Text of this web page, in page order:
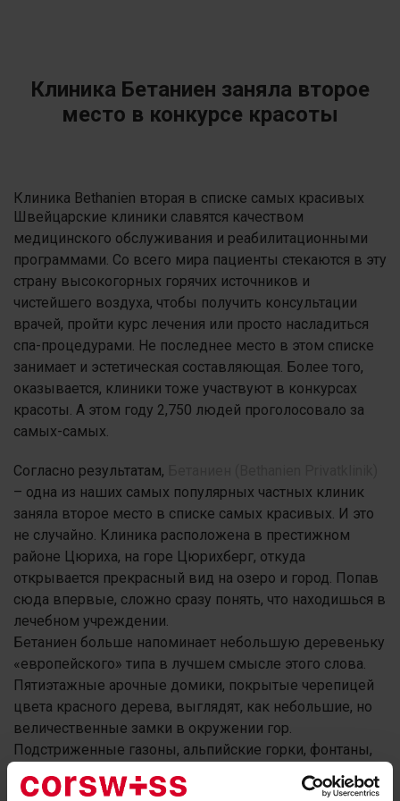
Клиника Бетаниен заняла второе
место в конкурсе красоты
Клиника Bethanien вторая в списке самых красивых
Швейцарские клиники славятся качеством
медицинского обслуживания и реабилитационными
программами. Со всего мира пациенты стекаются в эту
страну высокогорных горячих источников и
чистейшего воздуха, чтобы получить консультации
врачей, пройти курс лечения или просто насладиться
спа-процедурами. Не последнее место в этом списке
занимает и эстетическая составляющая. Более того,
оказывается, клиники тоже участвуют в конкурсах
красоты. А этом году 2,750 людей проголосовало за
самых-самых.
Согласно результатам,
– одна из наших самых популярных частных клиник
заняла второе место в списке самых красивых. И это
не случайно. Клиника расположена в престижном
районе Цюриха, на горе Цюрихберг, откуда
открывается прекрасный вид на озеро и город. Попав
сюда впервые, сложно сразу понять, что находишься в
лечебном учреждении.
Бетаниен больше напоминает небольшую деревеньку
«европейского» типа в лучшем смысле этого слова.
Пятиэтажные арочные домики, покрытые черепицей
цвета красного дерева, выглядят, как небольшие, но
величественные замки в окружении гор.
Подстриженные газоны, альпийские горки, фонтаны,
образный ландшафтный дизайн.